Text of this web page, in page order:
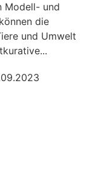
Modell- und
die
und Umwelt